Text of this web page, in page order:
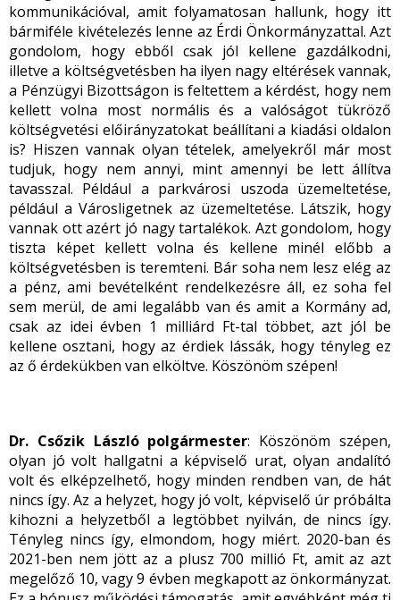
kommunikációval, amit folyamatosan hallunk, hogy itt
bármiféle kivételezés lenne az Érdi Önkormányzattal. Azt
gondolom, hogy ebből csak jól kellene gazdálkodni,
illetve a költségvetésben ha ilyen nagy eltérések vannak,
a Pénzügyi Bizottságon is feltettem a kérdést, hogy nem
kellett volna most normális és a valóságot tükröző
költségvetési előirányzatokat beállítani a kiadási oldalon
is? Hiszen vannak olyan tételek, amelyekről már most
tudjuk, hogy nem annyi, mint amennyi be lett állítva
tavasszal. Például a parkvárosi uszoda üzemeltetése,
például a Városligetnek az üzemeltetése. Látszik, hogy
vannak ott azért jó nagy tartalékok. Azt gondolom, hogy
tiszta képet kellett volna és kellene minél előbb a
költségvetésben is teremteni. Bár soha nem lesz elég az
a pénz, ami bevételként rendelkezésre áll, ez soha fel
sem merül, de ami legalább van és amit a Kormány ad,
csak az idei évben 1 milliárd Ft-tal többet, azt jól be
kellene osztani, hogy az érdiek lássák, hogy tényleg ez
az ő érdekükben van elköltve. Köszönöm szépen!
Dr. Csőzik László polgármester: Köszönöm szépen,
olyan jó volt hallgatni a képviselő urat, olyan andalító
volt és elképzelhető, hogy minden rendben van, de hát
nincs így. Az a helyzet, hogy jó volt, képviselő úr próbálta
kihozni a helyzetből a legtöbbet nyilván, de nincs így.
Tényleg nincs így, elmondom, hogy miért. 2020-ban és
2021-ben nem jött az a plusz 700 millió Ft, amit az azt
megelőző 10, vagy 9 évben megkapott az önkormányzat.